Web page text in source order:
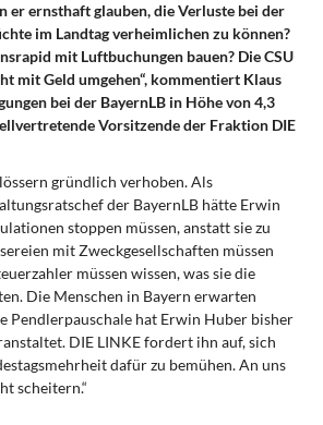
und Daseinsvorsorge
Moderne
er ernsthaft glauben, die Verluste bei der
im Landtag verheimlichen zu können?
mit Luftbuchungen bauen? Die CSU
mit Geld umgehen“, kommentiert Klaus
bei der BayernLB in Höhe von 4,3
Vorsitzende der Fraktion DIE
gründlich verhoben. Als
der BayernLB hätte Erwin
stoppen müssen, anstatt sie zu
mit Zweckgesellschaften müssen
müssen wissen, was sie die
Die Menschen in Bayern erwarten
Pendlerpauschale hat Erwin Huber bisher
DIE LINKE fordert ihn auf, sich
dafür zu bemühen. An uns
scheitern.“